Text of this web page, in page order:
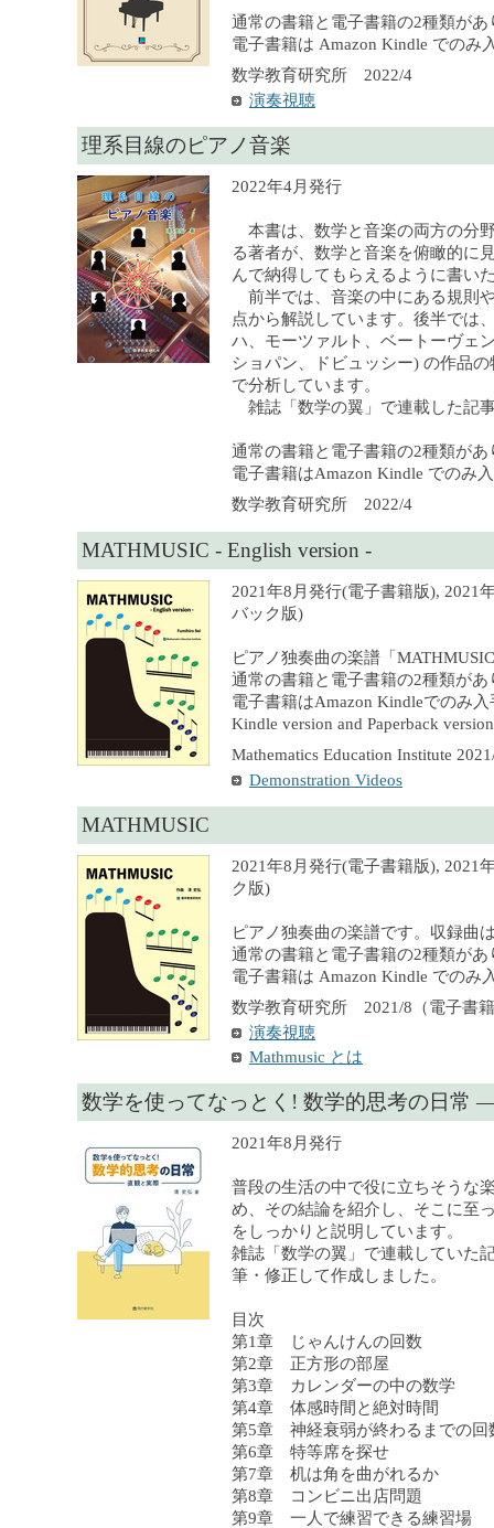
通常の書籍と電子書籍の2種類があ
電子書籍は Amazon Kindle でのみ
数学教育研究所 2022/4
演奏視聴
理系目線のピアノ音楽
2022年4月発行
本書は、数学と音楽の両方の分
る著者が、数学と音楽を俯瞰的に
んで納得してもらえるように書い
前半では、音楽の中にある規則
点から解説しています。後半では
ハ、モーツァルト、ベートーヴェ
ショパン、ドビュッシー) の作品
で分析しています。
雑誌「数学の翼」で連載した記
通常の書籍と電子書籍の2種類があ
電子書籍はAmazon Kindle でのみ
数学教育研究所 2022/4
MATHMUSIC - English version -
2021年8月発行(電子書籍版), 2021
バック版)
ピアノ独奏曲の楽譜「
通常の書籍と電子書籍の2種類があ
電子書籍はAmazon Kindleでのみ
Kindle version and Paperback
Mathematics Education Institute
Demonstration Videos
MATHMUSIC
2021年8月発行(電子書籍版), 2021
ク版)
ピアノ独奏曲の楽譜です。収録曲
通常の書籍と電子書籍の2種類があ
電子書籍は Amazon Kindle でのみ
数学教育研究所 2021/8（電子書
演奏視聴
Mathmusic とは
数学を使ってなっとく! 数学的思考の日常
2021年8月発行
普段の生活の中で役に立ちそうな
め、その結論を紹介し、そこに至
をしっかりと説明しています。
雑誌「数学の翼」で連載していた
筆・修正して作成しました。
目次
第1章 じゃんけんの回数
第2章 正方形の部屋
第3章 カレンダーの中の数学
第4章 体感時間と絶対時間
第5章 神経衰弱が終わるまでの回
第6章 特等席を探せ
第7章 机は角を曲がれるか
第8章 コンビニ出店問題
第9章 一人で練習できる練習場